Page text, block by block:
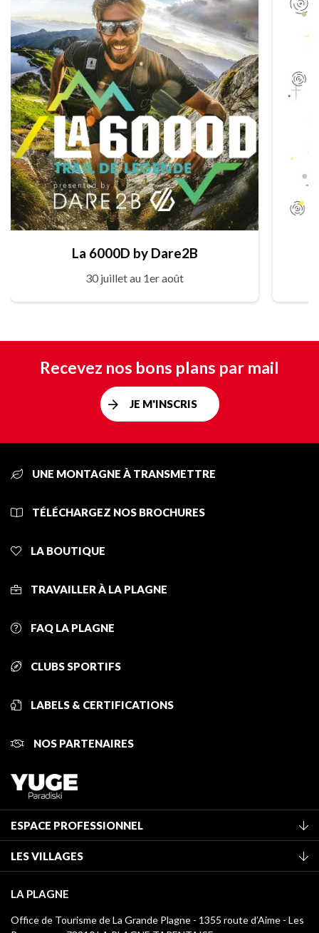
La 6000D by Dare2B
30 juillet au 1er août
Recevez nos bons plans par mail
JE M'INSCRIS
UNE MONTAGNE À TRANSMETTRE
TÉLÉCHARGEZ NOS BROCHURES
LA BOUTIQUE
TRAVAILLER À LA PLAGNE
FAQ LA PLAGNE
CLUBS SPORTIFS
LABELS & CERTIFICATIONS
NOS PARTENAIRES
ESPACE PROFESSIONNEL
Classement des meublés
Taxe de séjour
Médiathèque
LES VILLAGES
Champagny-en-Vanoise
Montchavin - Les Coches
LA PLAGNE
Office de Tourisme de La Grande Plagne - 1355 route d’Aime - Les